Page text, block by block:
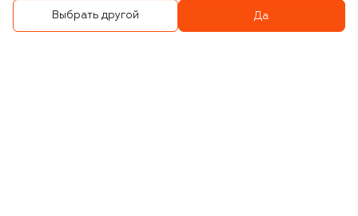
Выбрать другой Да